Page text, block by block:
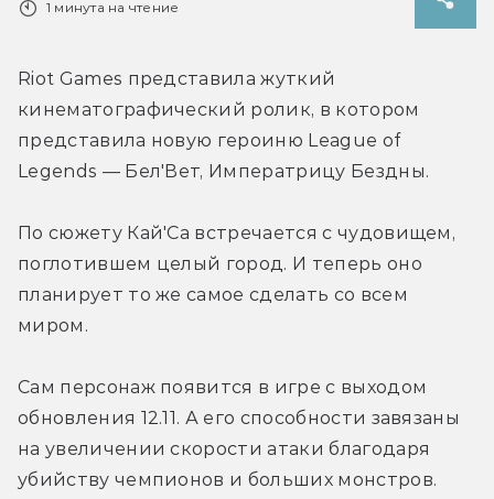
1 минута на чтение
Riot Games представила жуткий
кинематографический ролик, в котором
представила новую героиню League of
Legends — Бел'Вет, Императрицу Бездны.
По сюжету Кай'Са встречается с чудовищем,
поглотившем целый город. И теперь оно
планирует то же самое сделать со всем
миром.
Сам персонаж появится в игре с выходом
обновления 12.11. А его способности завязаны
на увеличении скорости атаки благодаря
убийству чемпионов и больших монстров.